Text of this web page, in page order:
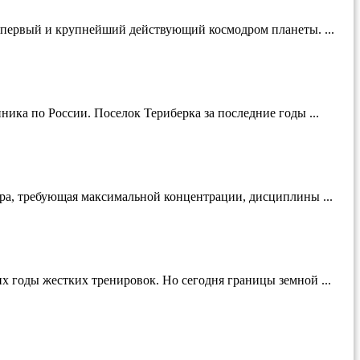
и крупнейший действующий космодром планеты. ...
по России. Поселок Териберка за последние годы ...
требующая максимальной концентрации, дисциплины ...
жестких тренировок. Но сегодня границы земной ...